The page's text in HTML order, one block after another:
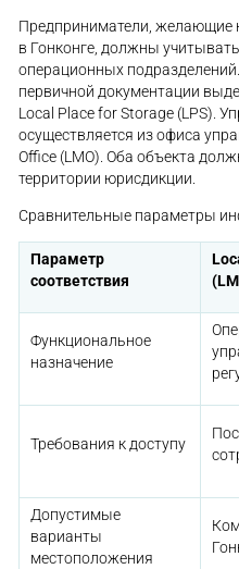
Предприниматели, желающие
в Гонконге, должны
операционных
первичной документации
Local Place for Storage (LPS).
осуществляется из офиса
Office (LMO). Оба объекта
территории юрисдикции.
Сравнительные параметры
Параметр
соответствия
Функциональное
назначение
Требования к доступу
Допустимые
варианты
местоположения